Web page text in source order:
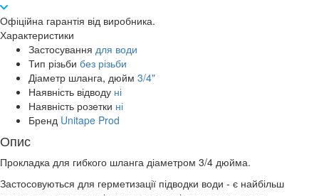
Офіційна гарантія від виробника.
Характеристики
Застосування для води
Тип різьби без різьби
Діаметр шланга, дюйм 3/4"
Наявність відводу ні
Наявність розетки ні
Бренд Unitape Prod
Опис
Прокладка для гибкого шланга діаметром 3/4 дюйма.
Застосовуються для герметизації підводки води - є найбільш